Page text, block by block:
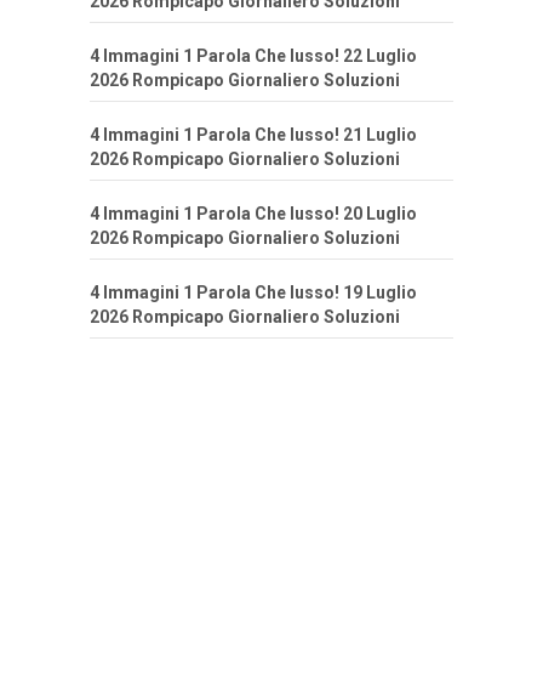
4 Immagini 1 Parola Che lusso! 22 Luglio
2026 Rompicapo Giornaliero Soluzioni
4 Immagini 1 Parola Che lusso! 21 Luglio
2026 Rompicapo Giornaliero Soluzioni
4 Immagini 1 Parola Che lusso! 20 Luglio
2026 Rompicapo Giornaliero Soluzioni
4 Immagini 1 Parola Che lusso! 19 Luglio
2026 Rompicapo Giornaliero Soluzioni